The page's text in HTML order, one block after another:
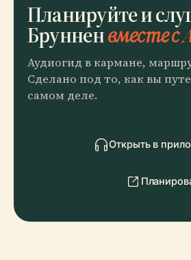
Планируйте и
Брунненвместе с
Аудиогид в кармане,
Сделано под то, как вы
самом деле.
Открыть в